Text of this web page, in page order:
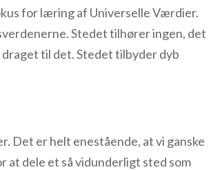
for læring af Universelle Værdier.
Stedet tilhører ingen, det
draget til det. Stedet tilbyder dyb
Det er helt enestående, at vi ganske
at dele et så vidunderligt sted som